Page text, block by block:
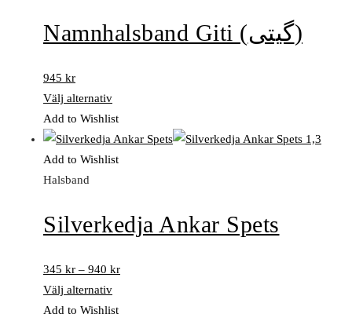
Namnhalsband Giti (گیتی)
945 kr
Välj alternativ
Add to Wishlist
Add to Wishlist
Halsband
Silverkedja Ankar Spets
345 kr – 940 kr
Välj alternativ
Add to Wishlist